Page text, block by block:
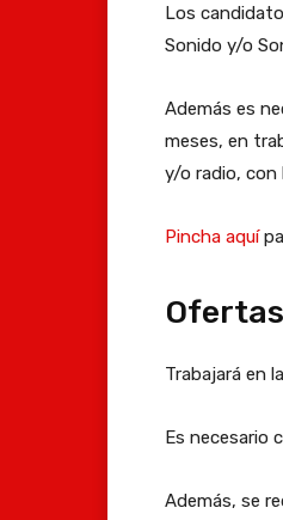
Los
Sonido y/o
Además es
meses, en
y/o radio, con
Pincha aquí
Trabajará en
Es necesario
Además, se